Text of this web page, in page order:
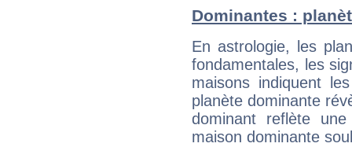
Dominantes :
En astrologie, les
fondamentales, les
maisons indiquent
planète dominante
dominant reflète
maison dominante